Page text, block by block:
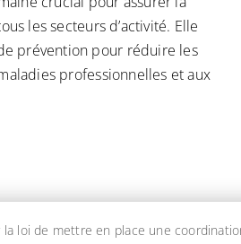
les secteurs d’activité. Elle
prévention pour réduire les
professionnelles et aux
la loi de mettre en place une